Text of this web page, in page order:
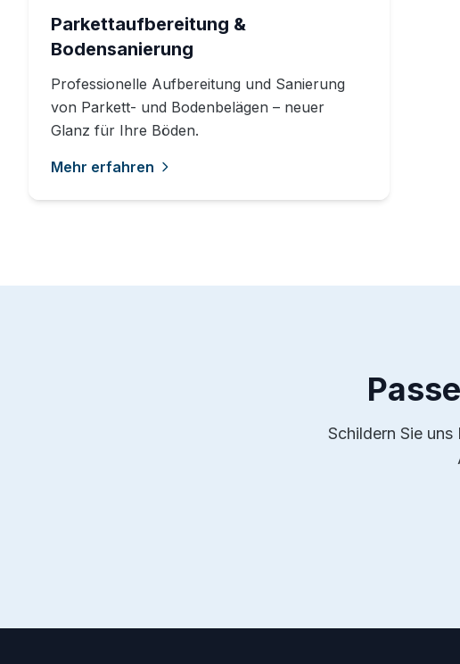
Parkettaufbereitung &
Bodensanierung
Professionelle Aufbereitung und Sanierung
von Parkett- und Bodenbelägen – neuer
Glanz für Ihre Böden.
Mehr erfahren
Schildern Sie